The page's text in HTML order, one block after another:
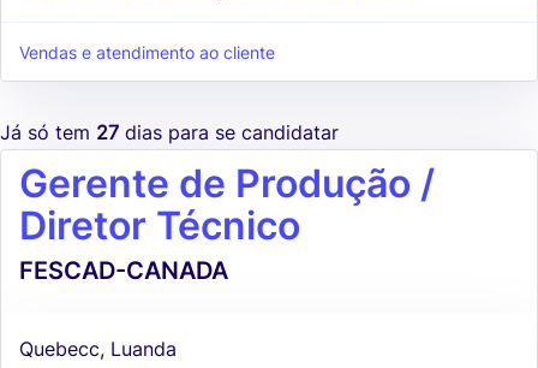
Vendas e atendimento ao cliente
Já só tem 27 dias para se candidatar
Gerente de Produção /
Diretor Técnico
FESCAD-CANADA
Quebecc, Luanda